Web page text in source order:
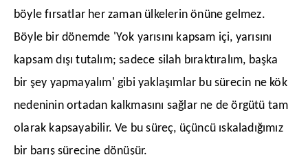
böyle fırsatlar her zaman ülkelerin önüne gelmez.
Böyle bir dönemde 'Yok yarısını kapsam içi, yarısını
kapsam dışı tutalım; sadece silah bıraktıralım, başka
bir şey yapmayalım' gibi yaklaşımlar bu sürecin ne kök
nedeninin ortadan kalkmasını sağlar ne de örgütü tam
olarak kapsayabilir. Ve bu süreç, üçüncü ıskaladığımız
bir barış sürecine dönüşür.